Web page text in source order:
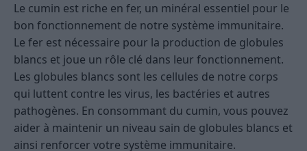
Le cumin est riche en fer, un minéral essentiel pour le
bon fonctionnement de notre système immunitaire.
Le fer est nécessaire pour la production de globules
blancs et joue un rôle clé dans leur fonctionnement.
Les globules blancs sont les cellules de notre corps
qui luttent contre les virus, les bactéries et autres
pathogènes. En consommant du cumin, vous pouvez
aider à maintenir un niveau sain de globules blancs et
ainsi renforcer votre système immunitaire.